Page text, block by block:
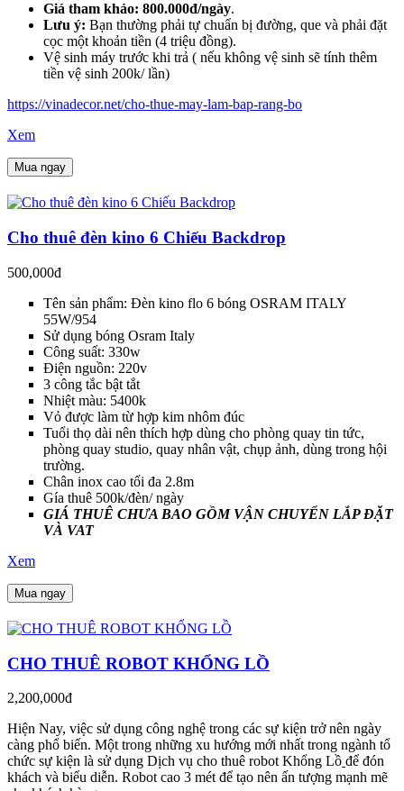
Giá tham khảo: 800.000đ/ngày.
Lưu ý: Bạn thường phải tự chuẩn bị đường, que và phải đặt
cọc một khoản tiền (4 triệu đồng).
Vệ sinh máy trước khi trả ( nếu không vệ sinh sẽ tính thêm
tiền vệ sinh 200k/ lần)
https://vinadecor.net/cho-thue-may-lam-bap-rang-bo
Xem
Mua ngay
Cho thuê đèn kino 6 Chiếu Backdrop
500,000đ
Tên sản phẩm: Đèn kino flo 6 bóng OSRAM ITALY
55W/954
Sử dụng bóng Osram Italy
Công suất: 330w
Điện nguồn: 220v
3 công tắc bật tắt
Nhiệt màu: 5400k
Vỏ được làm từ hợp kim nhôm đúc
Tuổi thọ dài nên thích hợp dùng cho phòng quay tin tức,
phòng quay studio, quay nhân vật, chụp ảnh, dùng trong hội
trường.
Chân inox cao tối đa 2.8m
Gía thuê 500k/đèn/ ngày
GIÁ THUÊ CHƯA BAO GỒM VẬN CHUYỂN LẮP ĐẶT
VÀ VAT
Xem
Mua ngay
CHO THUÊ ROBOT KHỔNG LỒ
2,200,000đ
Hiện Nay, việc sử dụng công nghệ trong các sự kiện trở nên ngày
càng phổ biến. Một trong những xu hướng mới nhất trong ngành tổ
chức sự kiện là sử dụng Dịch vụ cho thuê robot Khổng Lồ để đón
khách và biểu diễn. Robot cao 3 mét để tạo nên ấn tượng mạnh mẽ